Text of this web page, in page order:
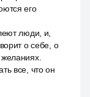
его
люди, и,
о себе, о
все, что он